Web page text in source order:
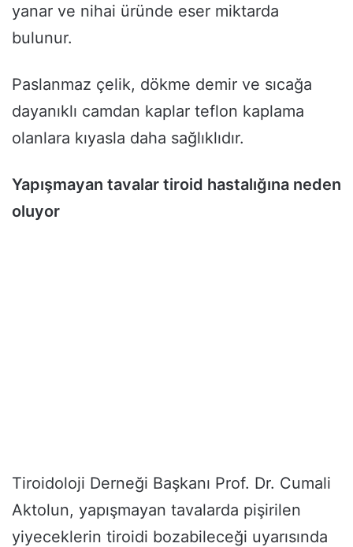
yanar ve nihai üründe eser miktarda
bulunur.
Paslanmaz çelik, dökme demir ve sıcağa
dayanıklı camdan kaplar teflon kaplama
olanlara kıyasla daha sağlıklıdır.
Yapışmayan tavalar tiroid hastalığına neden
oluyor
Tiroidoloji Derneği Başkanı Prof. Dr. Cumali
Aktolun, yapışmayan tavalarda pişirilen
yiyeceklerin tiroidi bozabileceği uyarısında